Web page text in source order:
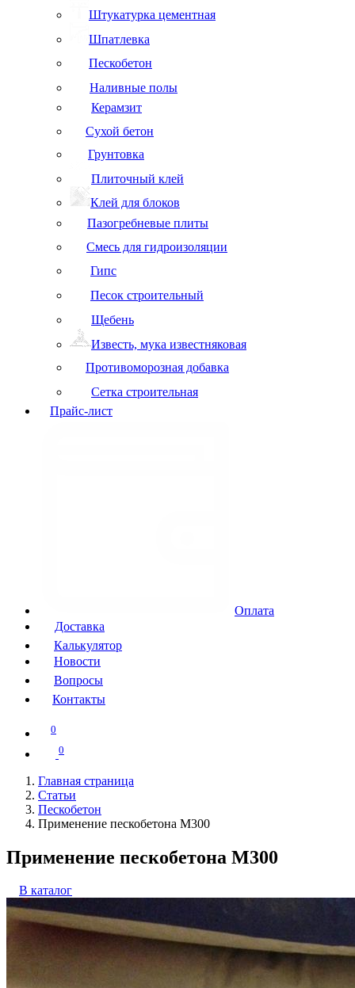
Штукатурка цементная
Шпатлевка
Пескобетон
Наливные полы
Керамзит
Сухой бетон
Грунтовка
Плиточный клей
Клей для блоков
Пазогребневые плиты
Смесь для гидроизоляции
Гипс
Песок строительный
Щебень
Известь, мука известняковая
Противоморозная добавка
Сетка строительная
Прайс-лист
Оплата
Доставка
Калькулятор
Новости
Вопросы
Контакты
0
0
Главная страница
Статьи
Пескобетон
Применение пескобетона М300
Применение пескобетона М300
В каталог